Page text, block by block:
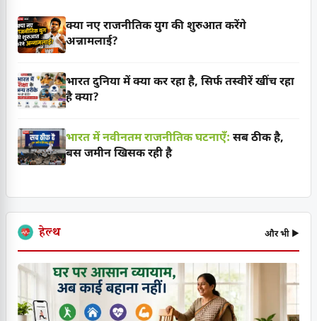
क्या नए राजनीतिक युग की शुरुआत करेंगे
अन्नामलाई?
भारत दुनिया में क्या कर रहा है, सिर्फ तस्वीरें खींच रहा
है क्या?
भारत में नवीनतम राजनीतिक घटनाएँ: सब ठीक है,
बस जमीन खिसक रही है
हेल्थ और भी ▶